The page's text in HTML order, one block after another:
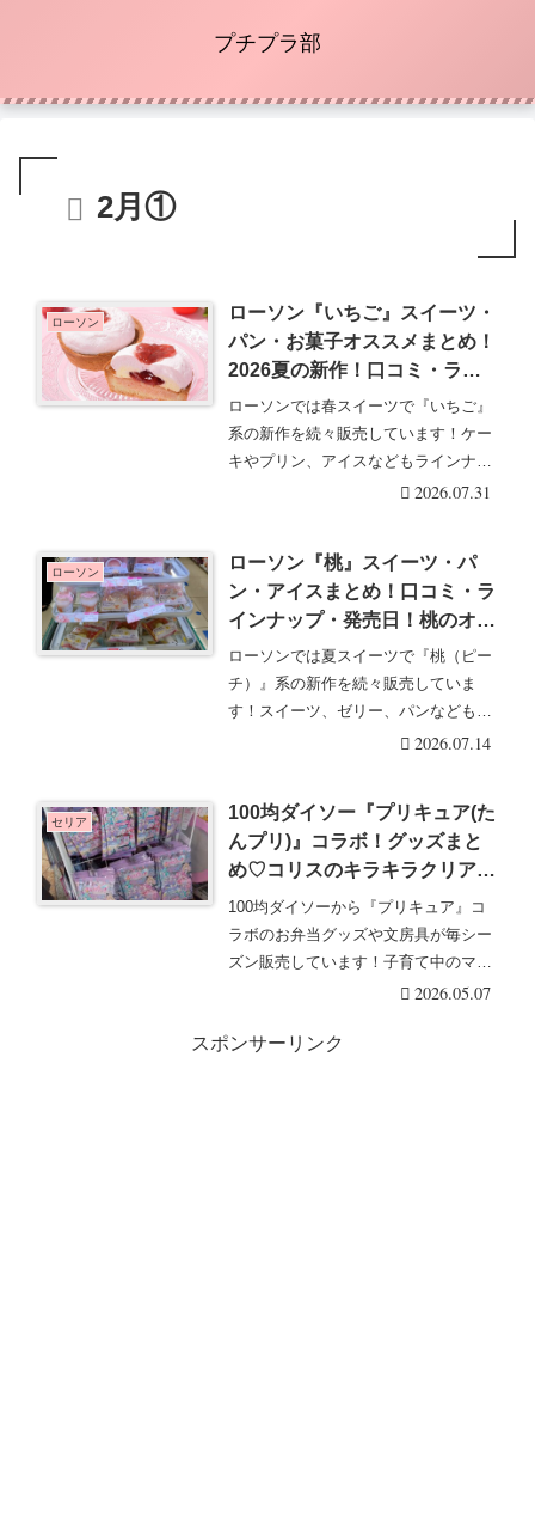
プチプラ部
2月①
ローソン
ローソン『いちご』スイーツ・
パン・お菓子オススメまとめ！
2026夏の新作！口コミ・ライ
ンナップ・発売日！2026/8/4よ
り新発売！
ローソンでは春スイーツで『いちご』
系の新作を続々販売しています！ケー
キやプリン、アイスなどもラインナッ
プ！ローソン『いち・・・続きを読む
2026.07.31
ローソン
ローソン『桃』スイーツ・パ
ン・アイスまとめ！口コミ・ラ
インナップ・発売日！桃のオム
レット、プレミアムロールケー
キなどが2026/7/14より新発
売！
ローソンでは夏スイーツで『桃（ピー
チ）』系の新作を続々販売していま
す！スイーツ、ゼリー、パンなどもラ
インナップ！ローソン・・・続きを読
2026.07.14
セリア
100均ダイソー『プリキュア(た
んプリ)』コラボ！グッズまと
め♡コリスのキラキラクリアカ
ードガム、ホロキュンシールガ
ムも人気！食品、アクセサリ
ー、文房具も！
100均ダイソーから『プリキュア』コ
ラボのお弁当グッズや文房具が毎シー
ズン販売しています！子育て中のママ
に大人気♡ダイソ・・・続きを読む
2026.05.07
スポンサーリンク